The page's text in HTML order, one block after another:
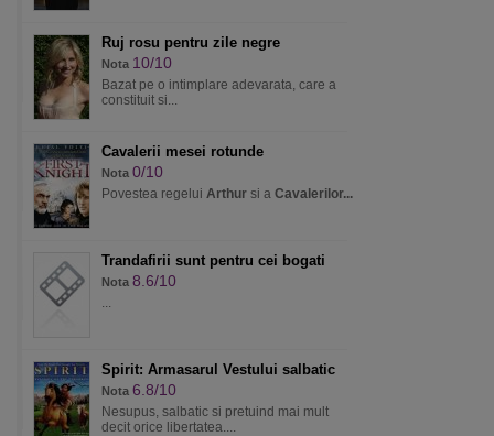
Ruj rosu pentru zile negre
Nota 10/10
Bazat pe o intimplare adevarata, care a
constituit si...
Cavalerii mesei rotunde
Nota 0/10
Povestea regelui Arthur si a Cavalerilor...
Trandafirii sunt pentru cei bogati
Nota 8.6/10
...
Spirit: Armasarul Vestului salbatic
Nota 6.8/10
Nesupus, salbatic si pretuind mai mult
decit orice libertatea....